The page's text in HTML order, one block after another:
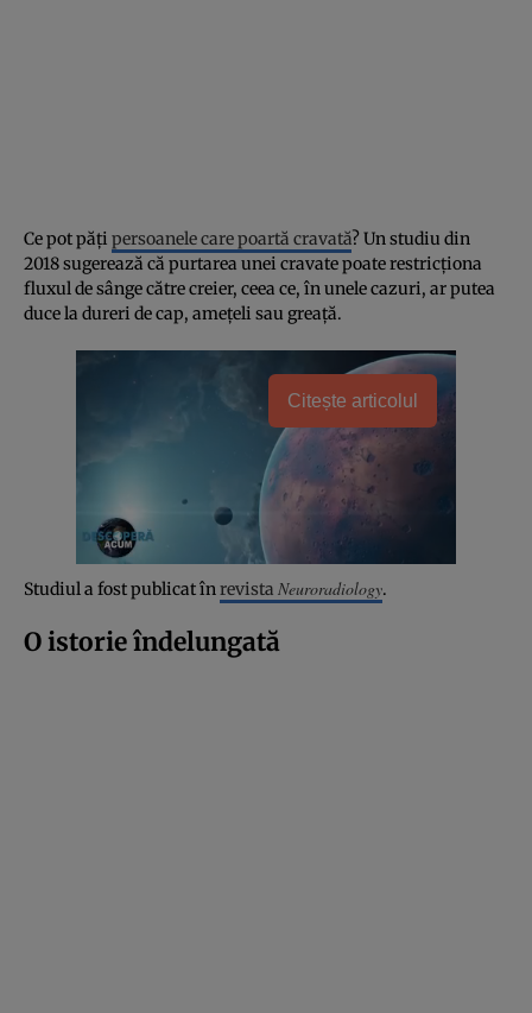
Ce pot păți persoanele care poartă cravată? Un studiu din
2018 sugerează că purtarea unei cravate poate restricționa
fluxul de sânge către creier, ceea ce, în unele cazuri, ar putea
duce la dureri de cap, amețeli sau greață.
Citește articolul
Studiul a fost publicat înrevista Neuroradiology.
O istorie îndelungată